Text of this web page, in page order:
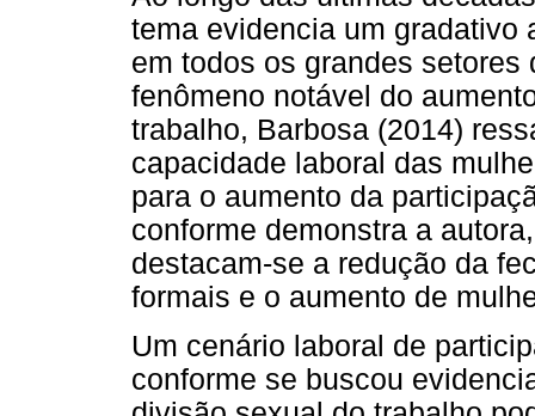
tema evidencia um gradativo
em todos os grandes
fenômeno notável do
trabalho, Barbosa (2014)
capacidade laboral das
para o aumento da
conforme demonstra a
destacam-se a redução da
formais e o aumento de
Um cenário laboral de
conforme se buscou